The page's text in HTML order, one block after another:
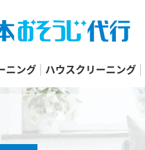
ニング ハウスクリーニング